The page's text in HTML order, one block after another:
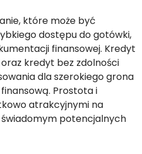
które może być
dostępu do gotówki,
finansowej. Kredyt
kredyt bez zdolności
dla szerokiego grona
Prostota i
atrakcyjnymi na
potencjalnych